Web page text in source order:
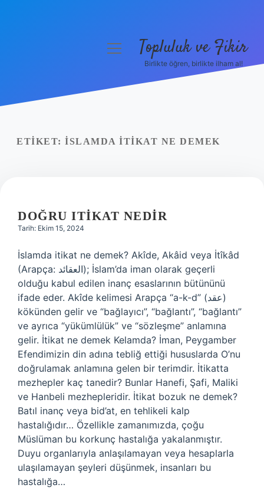
Yasal Uyarı
menüyüTopluluk ve Fikir
Birlikte öğren, birlikte ilham al!
ETIKET: İSLAMDA ITIKAT NE DEMEK
DOĞRU ITIKAT NEDIR
Tarih: Ekim 15, 2024
İslamda itikat ne demek? Akîde, Akâid veya İtîkâd
(Arapça: العقائد); İslam’da iman olarak geçerli
olduğu kabul edilen inanç esaslarının bütününü
ifade eder. Akîde kelimesi Arapça “a-k-d” (عقد)
kökünden gelir ve “bağlayıcı”, “bağlantı”, “bağlantı”
ve ayrıca “yükümlülük” ve “sözleşme” anlamına
gelir. İtikat ne demek Kelamda? İman, Peygamber
Efendimizin din adına tebliğ ettiği hususlarda O’nu
doğrulamak anlamına gelen bir terimdir. İtikatta
mezhepler kaç tanedir? Bunlar Hanefi, Şafi, Maliki
ve Hanbeli mezhepleridir. İtikat bozuk ne demek?
Batıl inanç veya bid’at, en tehlikeli kalp
hastalığıdır… Özellikle zamanımızda, çoğu
Müslüman bu korkunç hastalığa yakalanmıştır.
Duyu organlarıyla anlaşılamayan veya hesaplarla
ulaşılamayan şeyleri düşünmek, insanları bu
hastalığa…